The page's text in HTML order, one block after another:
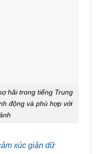
hãi trong tiếng Trung
động và phù hợp với
xúc giận dữ